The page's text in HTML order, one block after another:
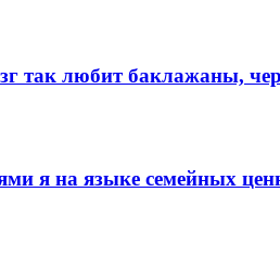
так любит баклажаны,
я на языке семейных